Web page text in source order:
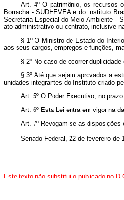
Art. 4º O patrimônio, os recursos
Borracha - SUDHEVEA e do Instituto
Secretaria Especial do Meio Ambiente -
ato administrativo ou contrato, inclusive
§ 1º O Ministro de Estado do
aos seus cargos, empregos e funções,
§ 2º No caso de ocorrer
§ 3º Até que sejam aprovados a
unidades integrantes do Instituto criado
Art. 5º O Poder Executivo, no
Art. 6º Esta Lei entra em vigor na
Art. 7º Revogam-se as disposições
Senado Federal, 22 de fevereiro de
Este texto não substitui o publicado no